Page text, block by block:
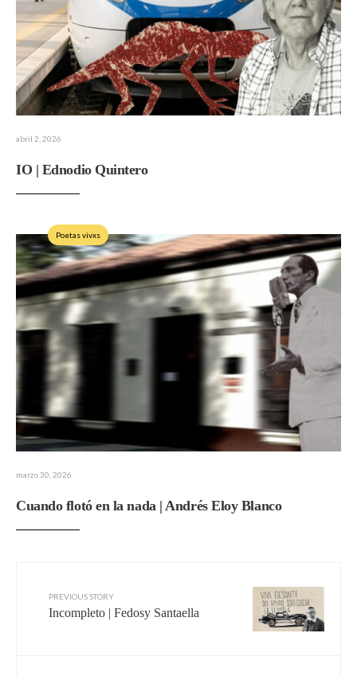
abril 2, 2026
IO | Ednodio Quintero
Poetas vivxs
marzo 30, 2026
Cuando flotó en la nada | Andrés Eloy Blanco
PREVIOUS STORY
Incompleto | Fedosy Santaella